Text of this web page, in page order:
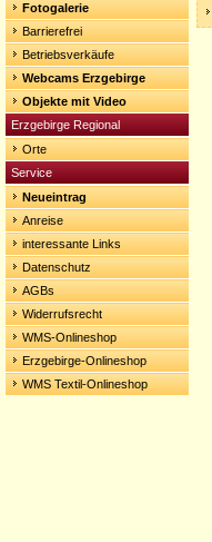
Fotogalerie
Barrierefrei
Betriebsverkäufe
Webcams Erzgebirge
Objekte mit Video
Erzgebirge Regional
Orte
Service
Neueintrag
Anreise
interessante Links
Datenschutz
AGBs
Widerrufsrecht
WMS-Onlineshop
Erzgebirge-Onlineshop
WMS Textil-Onlineshop